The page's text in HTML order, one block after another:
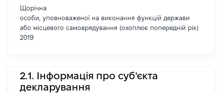
Щорічна
особи, уповноваженої на виконання функцій держави
або місцевого самоврядування (охоплює попередній рік)
2019
2.1. Інформація про суб'єкта
декларування